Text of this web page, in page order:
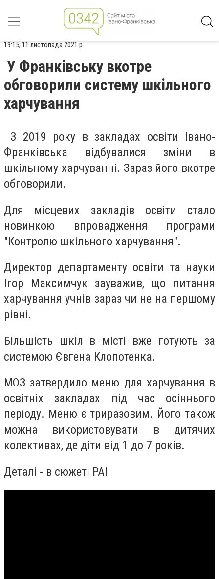
19:15, 11 листопада 2021 р.
У Франківську вкотре
обговорили систему шкільного
харчування
З 2019 року в закладах освіти Івано-
Франківська відбувалися зміни в
шкільному харчуванні. Зараз його вкотре
обговорили.
Для місцевих закладів освіти стало
новинкою впровадження програми
"Контролю шкільного харчування".
Директор департаменту освіти та науки
Ігор Максимчук зауважив, що питання
харчування учнів зараз чи не на першому
рівні.
Більшість шкіл в місті вже готують за
системою Євгена Клопотенка.
МОЗ затвердило меню для харчування в
освітніх закладах під час осіннього
періоду. Меню є триразовим. Його також
можна використовувати в дитячих
колективах, де діти від 1 до 7 років.
Деталі - в сюжеті РАІ: